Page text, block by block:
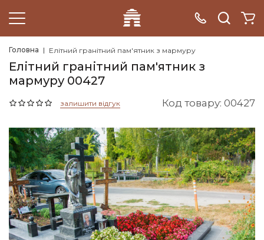
Головна Елітний гранітний пам'ятник з мармуру
Елітний гранітний пам'ятник з
мармуру 00427
залишити відгук Код товару: 00427